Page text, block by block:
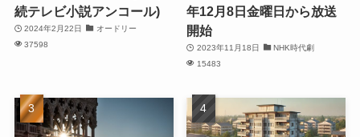
続テレビ小説アンコール)
2024年2月22日
オードリー
37598
年12月8日金曜日から放送
開始
2023年11月18日
NHK時代劇
15483